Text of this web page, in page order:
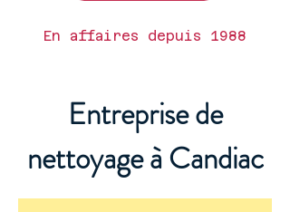
En affaires depuis 1988
Entreprise de
nettoyage à Candiac